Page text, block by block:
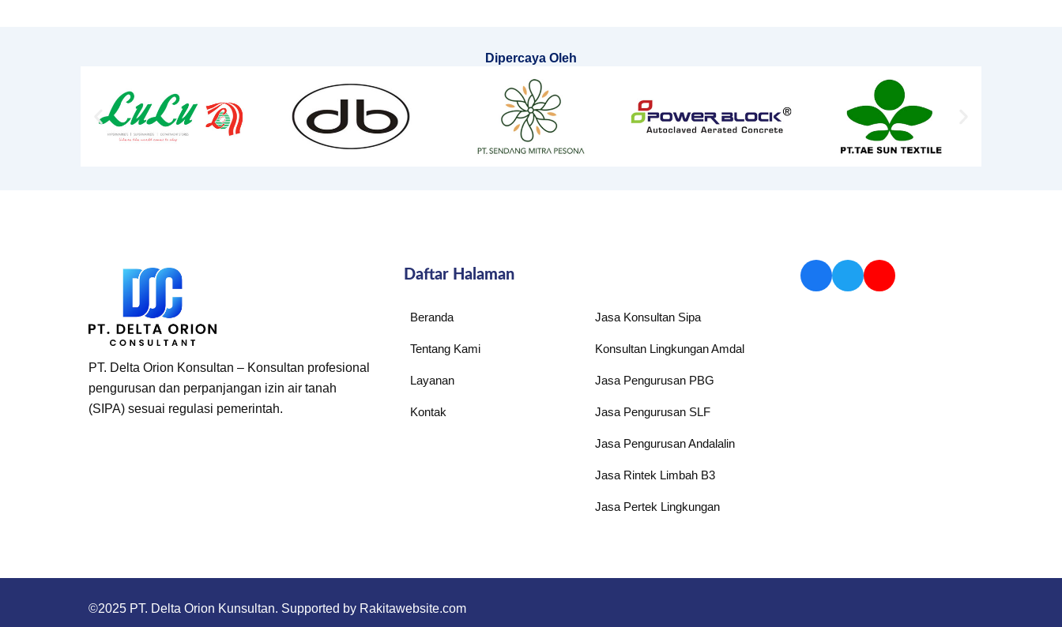
Dipercaya Oleh
PT. Delta Orion Konsultan – Konsultan profesional
pengurusan dan perpanjangan izin air tanah
(SIPA) sesuai regulasi pemerintah.
Daftar Halaman
Beranda
Tentang Kami
Layanan
Kontak
Jasa Konsultan Sipa
Konsultan Lingkungan Amdal
Jasa Pengurusan PBG
Jasa Pengurusan SLF
Jasa Pengurusan Andalalin
Jasa Rintek Limbah B3
Jasa Pertek Lingkungan
©2025 PT. Delta Orion Kunsultan. Supported by Rakitawebsite.com